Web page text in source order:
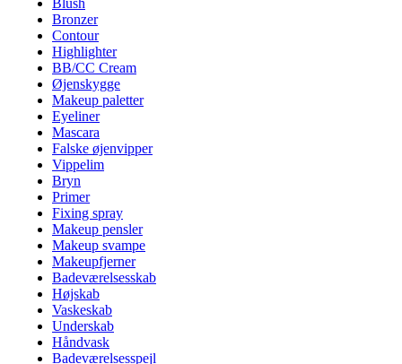
Blush
Bronzer
Contour
Highlighter
BB/CC Cream
Øjenskygge
Makeup paletter
Eyeliner
Mascara
Falske øjenvipper
Vippelim
Bryn
Primer
Fixing spray
Makeup pensler
Makeup svampe
Makeupfjerner
Badeværelsesskab
Højskab
Vaskeskab
Underskab
Håndvask
Badeværelsesspejl